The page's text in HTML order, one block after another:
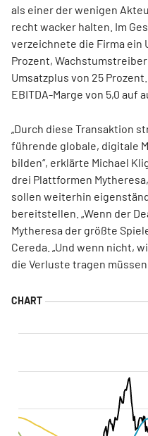
als einer der wenigen
recht wacker halten. Im
verzeichnete die Firma ein
Prozent,
Umsatzplus von 25
EBITDA-Marge von 5,0 auf
„Durch diese Transaktion
führende globale, digitale
bilden“, erklärte Michael
drei Plattformen
sollen weiterhin
bereitstellen.
„Wenn der
Mytheresa der größte
Cereda. „Und wenn nicht,
die Verluste tragen